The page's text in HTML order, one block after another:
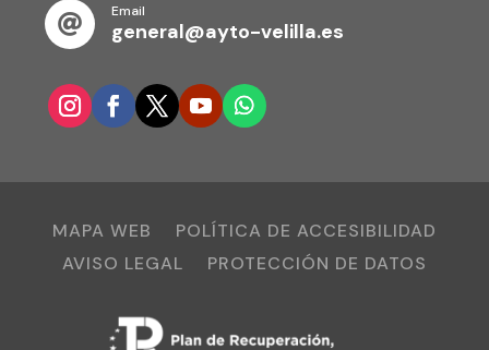

Email
general@ayto-velilla.es
MAPA WEB
POLÍTICA DE ACCESIBILIDAD
AVISO LEGAL
PROTECCIÓN DE DATOS